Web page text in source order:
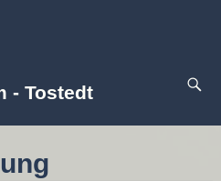
- Tostedt